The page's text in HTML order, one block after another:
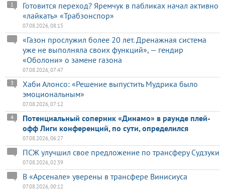
Готовится переход? Яремчук в пабликах начал активно
«лайкать» «Трабзонспор»
1
07.08.2026, 08:15
«Газон прослужил более 20 лет. Дренажная система
уже не выполняла своих функций», — гендир
«Оболони» о замене газона
07.08.2026, 07:47
Хаби Алонсо: «Решение выпустить Мудрика было
эмоциональным»
3
07.08.2026, 07:12
Потенциальный соперник «Динамо» в раунде плей-
офф Лиги конференций, по сути, определился
4
07.08.2026, 06:27
ПСЖ улучшил свое предложение по трансферу Судзуки
07.08.2026, 02:39
В «Арсенале» уверены в трансфере Винисиуса
07.08.2026, 00:12